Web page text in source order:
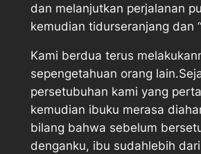
dan melanjutkan perjalanan
kemudian tidurseranjang dan
Kami berdua terus
sepengetahuan orang
persetubuhan kami yang
kemudian ibuku merasa
bilang bahwa sebelum
denganku, ibu sudahlebih